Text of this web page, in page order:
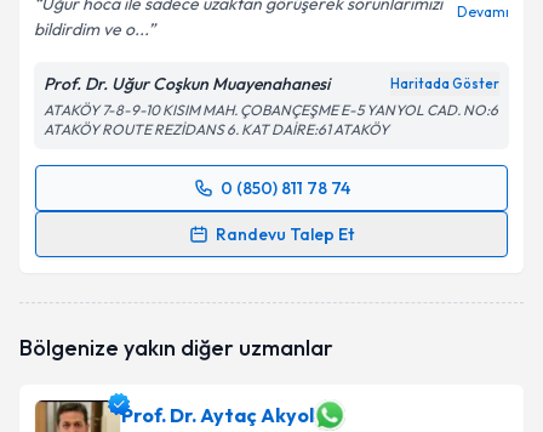
bildirdim ve o...
Devamı
Prof. Dr. Uğur Coşkun Muayenahanesi Haritada Göster
ATAKÖY 7-8-9-10 KISIM MAH. ÇOBANÇEŞME E-5 YANYOL CAD. NO:6
ATAKÖY ROUTE REZİDANS 6. KAT DAİRE:61 ATAKÖY
0 (850) 811 78 74
Randevu Talep Et
Randevu Takvimi Talebi
oluşturun. Size bu uzmandan randevu almanız için bir
Bölgenize yakın diğer uzmanlar
Prof. Dr. Aytaç Akyol